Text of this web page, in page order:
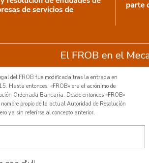
del FROB fue modificada tras la entrada en
Hasta entonces, «FROB» era el acrónimo de
Ordenada Bancaria. Desde entonces «FROB»
propio de la actual Autoridad de Resolución
ya sin referirse al concepto anterior.